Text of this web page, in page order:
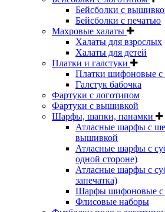
Бейсболки с
Бейсболки с печатью
Махровые халаты
Халаты для взрослых
Халаты для детей
Платки и галстуки
Платки шифоновые с
Галстук бабочка
Фартуки с логотипом
Фартуки с вышивкой
Шарфы, шапки, панамки
Атласные шарфы с
вышивкой
Атласные шарфы с
одной стороне)
Атласные шарфы с
запечатка)
Шарфы шифоновые с
Флисовые наборы